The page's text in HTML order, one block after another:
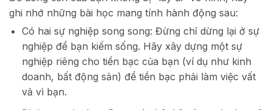
ghi nhớ những bài học mang tính hành động sau:
Có hai sự nghiệp song song: Đừng chỉ dừng lại ở sự
nghiệp để bạn kiếm sống. Hãy xây dựng một sự
nghiệp riêng cho tiền bạc của bạn (ví dụ như kinh
doanh, bất động sản) để tiền bạc phải làm việc vất
vả vì bạn.